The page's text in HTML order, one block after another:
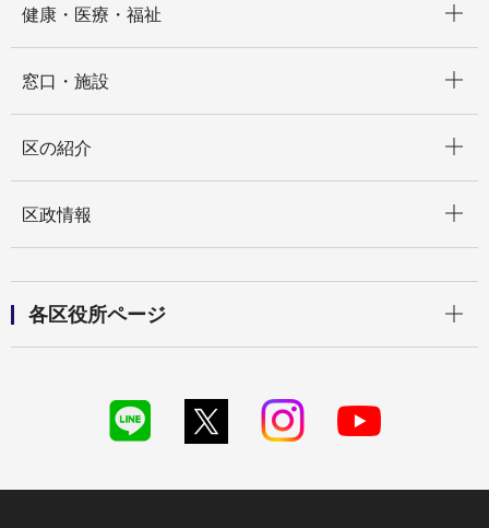
健康・医療・福祉
窓口・施設
区の紹介
区政情報
各区役所ページ